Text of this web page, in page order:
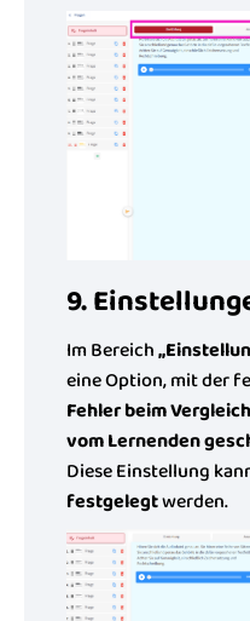
9.
Im Bereich
eine Option, mit der
Fehler beim
vom Lernenden
Diese Einstellung
festgelegtwerden.